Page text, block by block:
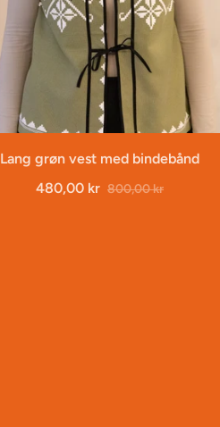
Lang grøn vest med bindebånd
480,00 kr 800,00 kr